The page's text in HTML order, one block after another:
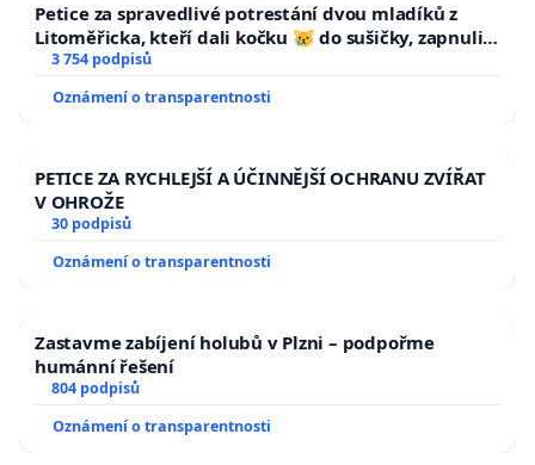
Petice za spravedlivé potrestání dvou mladíků z
Litoměřicka, kteří dali kočku 😿 do sušičky, zapnuli ji
a umírání zvířete natočili.
3 754 podpisů
Oznámení o transparentnosti
PETICE ZA RYCHLEJŠÍ A ÚČINNĚJŠÍ OCHRANU ZVÍŘAT
V OHROŽE
30 podpisů
Oznámení o transparentnosti
Zastavme zabíjení holubů v Plzni – podpořme
humánní řešení
804 podpisů
Oznámení o transparentnosti